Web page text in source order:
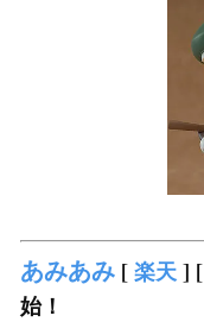
あみあみ [楽天] [
始！